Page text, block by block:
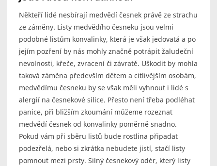
Někteří lidé nesbírají medvědí česnek právě ze strachu
ze záměny. Listy medvědího česneku jsou velmi
podobné listům konvalinky, která je však jedovatá a po
jejím pozření by nás mohly značně potrápit žaludeční
nevolnosti, křeče, zvracení či závratě. Uškodit by mohla
taková záměna především dětem a citlivějším osobám,
medvědímu česneku by se však měli vyhnout i lidé s
alergií na česnekové silice. Přesto není třeba podléhat
panice, při bližším zkoumání můžeme rozeznat
medvědí česnek od konvalinky poměrně snadno.
Pokud vám při sběru listů bude rostlina připadat
podezřelá, nebo si zkrátka nebudete jistí, stačí listy
pomnout mezi prsty. Silný česnekový odér, který listy